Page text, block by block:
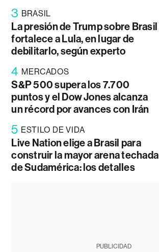
3 BRASIL
La presión de Trump sobre Brasil
fortalece a Lula, en lugar de
debilitarlo, según experto
4 MERCADOS
S&P 500 supera los 7.700
puntos y el Dow Jones alcanza
un récord por avances con Irán
5 ESTILO DE VIDA
Live Nation elige a Brasil para
construir la mayor arena techada
de Sudamérica: los detalles
PUBLICIDAD